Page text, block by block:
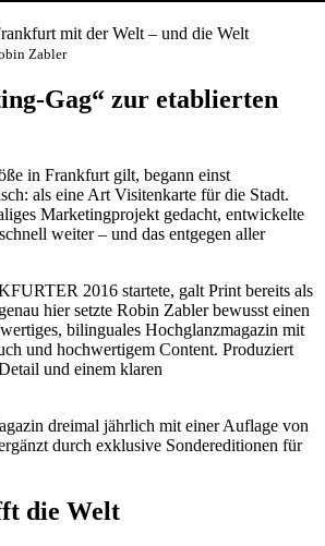
mit der Welt – und die Welt
Zabler
Gag“ zur etablierten
in Frankfurt gilt, begann einst
als eine Art Visitenkarte für die Stadt.
Marketingprojekt gedacht, entwickelte
weiter – und das entgegen aller
2016 startete, galt Print bereits als
hier setzte Robin Zabler bewusst einen
bilinguales Hochglanzmagazin mit
und hochwertigem Content. Produziert
und einem klaren
dreimal jährlich mit einer Auflage von
durch exklusive Sondereditionen für
die Welt